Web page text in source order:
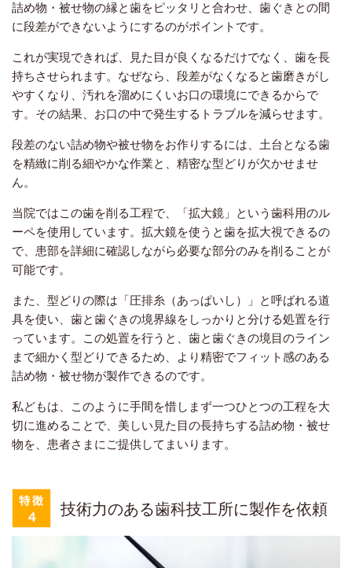
詰め物・被せ物の縁と歯をピッタリと合わせ、歯ぐきとの間
に段差ができないようにするのがポイントです。
これが実現できれば、見た目が良くなるだけでなく、歯を長
持ちさせられます。なぜなら、段差がなくなると歯磨きがし
やすくなり、汚れを溜めにくいお口の環境にできるからで
す。その結果、お口の中で発生するトラブルを減らせます。
段差のない詰め物や被せ物をお作りするには、土台となる歯
を精緻に削る細やかな作業と、精密な型どりが欠かせませ
ん。
当院ではこの歯を削る工程で、「拡大鏡」という歯科用のル
ーペを使用しています。拡大鏡を使うと歯を拡大視できるの
で、患部を詳細に確認しながら必要な部分のみを削ることが
可能です。
また、型どりの際は「圧排糸（あっぱいし）」と呼ばれる道
具を使い、歯と歯ぐきの境界線をしっかりと分ける処置を行
っています。この処置を行うと、歯と歯ぐきの境目のライン
まで細かく型どりできるため、より精密でフィット感のある
詰め物・被せ物が製作できるのです。
私どもは、このように手間を惜しまず一つひとつの工程を大
切に進めることで、美しい見た目の長持ちする詰め物・被せ
物を、患者さまにご提供してまいります。
技術力のある歯科技工所に製作を依頼